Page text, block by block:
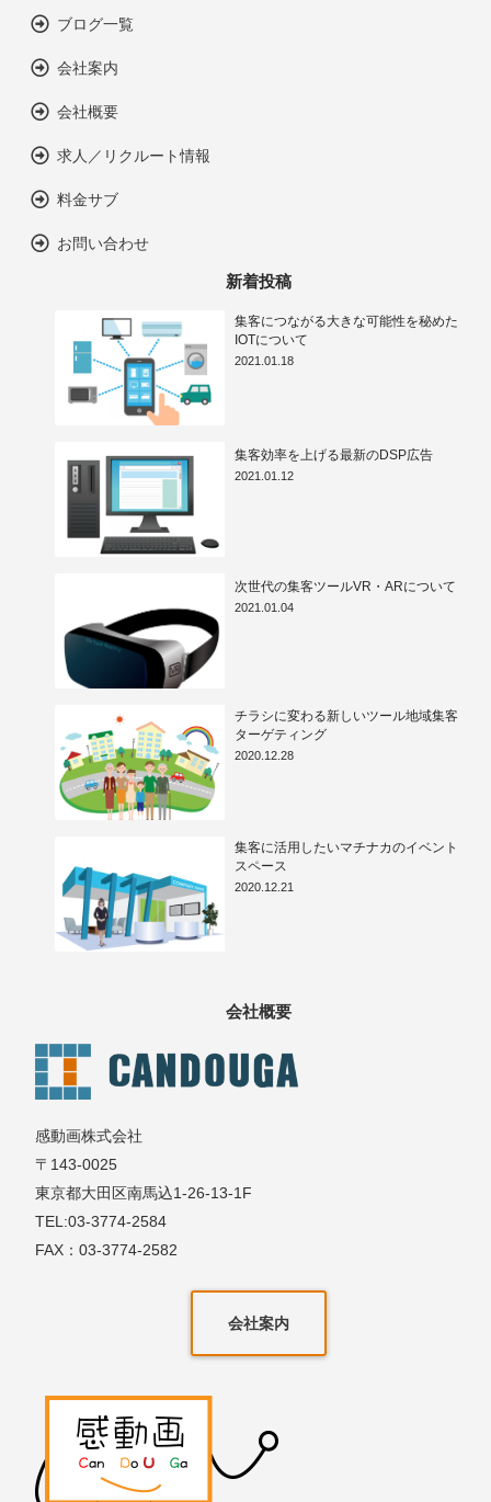
ブログ一覧
会社案内
会社概要
求人／リクルート情報
料金サブ
お問い合わせ
新着投稿
集客につながる大きな可能性を秘めた
IOTについて
2021.01.18
集客効率を上げる最新のDSP広告
2021.01.12
次世代の集客ツールVR・ARについて
2021.01.04
チラシに変わる新しいツール地域集客
ターゲティング
2020.12.28
集客に活用したいマチナカのイベント
スペース
2020.12.21
会社概要
感動画株式会社
〒143-0025
東京都大田区南馬込1-26-13-1F
TEL:03-3774-2584
FAX：03-3774-2582
会社案内